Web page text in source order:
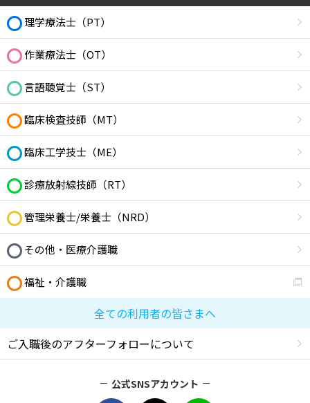
理学療法士（PT）
作業療法士（OT）
言語聴覚士（ST）
臨床検査技師（MT）
臨床工学技士（ME）
診療放射線技師（RT）
管理栄養士/栄養士（NRD）
その他・医療介護職
福祉・介護職
全ての利用者の皆さまへ
ご入職後のアフターフォローについて
公式SNSアカウント